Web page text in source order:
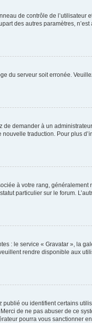
de contrôle de l’utilisateur
des autres paramètres, n’est
du serveur soit erronée.
demander à un
traduction. Pour plus
à votre rang,
particulier sur le forum.
: le service « Gravatar », la
rendre disponible aux
ou identifient certains
de ne pas abuser de ce
pourra vous sanctionner